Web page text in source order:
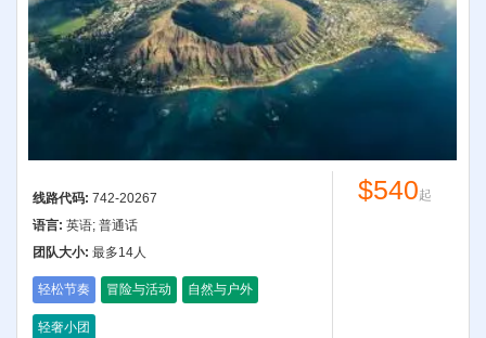
线路代码: 742-20267
语言: 英语; 普通话
团队大小: 最多14人
轻松节奏 冒险与活动 自然与户外
轻奢小团
$540起